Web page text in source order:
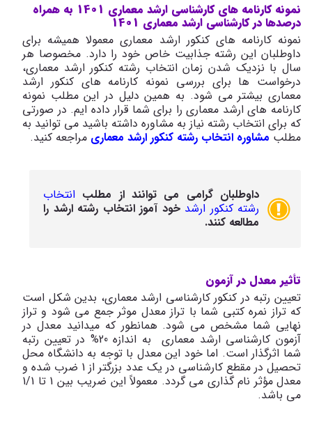
نمونه کارنامه های کارشناسی ارشد معماری 1401 به همراه
درصدها در کارشناسی ارشد معماری 1401
نمونه کارنامه های کنکور ارشد معماری معمولا همیشه برای
داوطلبان این رشته جذابیت خاص خود را دارد. مخصوصا هر
سال با نزدیک شدن زمان انتخاب رشته کنکور ارشد معماری،
درخواست ها برای بررسی نمونه کارنامه های کنکور ارشد
معماری بیشتر می شود. به همین دلیل در این مطلب نمونه
کارنامه های ارشد معماری را برای شما قرار داده ایم. در صورتی
که برای انتخاب رشته نیاز به مشاوره داشته باشید می توانید به
مطلب مشاوره انتخاب رشته کنکور ارشد معماری مراجعه کنید.
داوطلبان گرامی می توانند از مطلب انتخاب
رشته کنکور ارشد خود آموز انتخاب رشته ارشد را
مطالعه کنند.
تأثیر معدل در آزمون
تعیین رتبه در کنکور کارشناسی ارشد معماری، بدین شکل است
که تراز نمره کتبی شما با تراز معدل موثر جمع می شود و تراز
نهایی شما مشخص می شود. همانطور که می­دانید معدل در
آزمون کارشناسی ارشد معماری به اندازه 20% در تعیین رتبه
شما اثرگذار است. اما خود این معدل با توجه به دانشگاه محل
تحصیل در مقطع کارشناسی در یک عدد بزرگتر از 1 ضرب شده و
معدل مؤثر نام گذاری می گردد. معمولاً این ضریب بین 1 تا 1/1
می ­باشد.